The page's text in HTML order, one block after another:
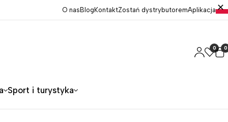
O nas Blog KontaktZostań dystrybutoremAplikacja
0 0
Sport i turystyka